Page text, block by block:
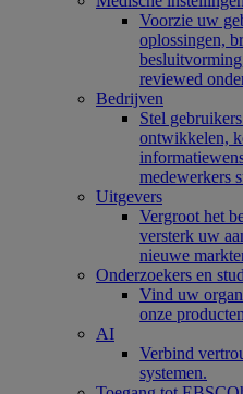
Voorzie uw
oplossingen,
reviewed
Bedrijven
Stel
ontwikkelen,
medewerkers
Uitgevers
Vergroot het
versterk uw
nieuwe
Onderzoekers en
Vind uw
onze
AI
Verbind
systemen.